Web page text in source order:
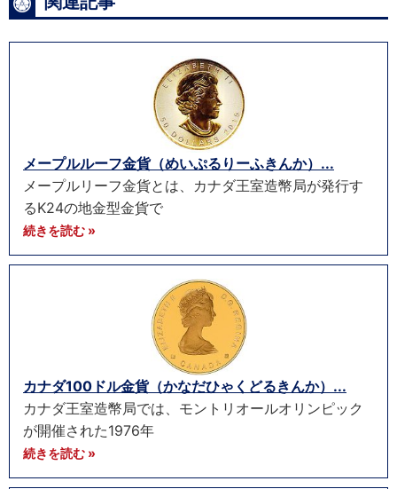
メープルルーフ金貨（めいぷるりーふきんか）...
メープルリーフ金貨とは、カナダ王室造幣局が発行す
るK24の地金型金貨で
続きを読む »
カナダ100ドル金貨（かなだひゃくどるきんか）...
カナダ王室造幣局では、モントリオールオリンピック
が開催された1976年
続きを読む »